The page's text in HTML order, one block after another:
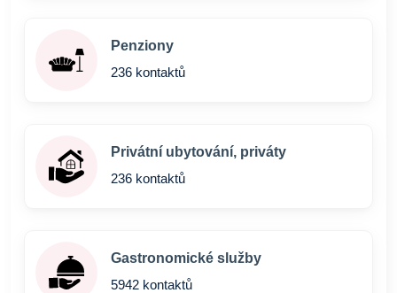
Penziony
236 kontaktů
Privátní ubytování, priváty
236 kontaktů
Gastronomické služby
5942 kontaktů